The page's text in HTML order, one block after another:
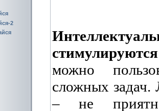
2
можно
сложных задач.
– не